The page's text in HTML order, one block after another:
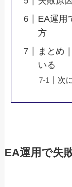
EA運用
方
まとめ
いる
次
EA運用で失